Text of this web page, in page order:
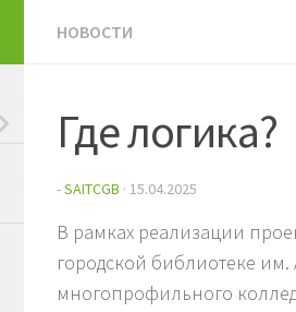
НОВОСТИ
Где логика?
-SAITCGB · 15.04.2025
В рамках реализации
городской библиотеке им.
многопрофильного